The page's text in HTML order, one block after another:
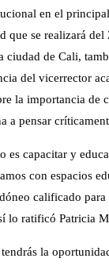
en el
que se realizará del
ciudad de Cali,
del vicerrector
la importancia de
a pensar
es capacitar y
con espacios
calificado
lo ratificó Patricia
la